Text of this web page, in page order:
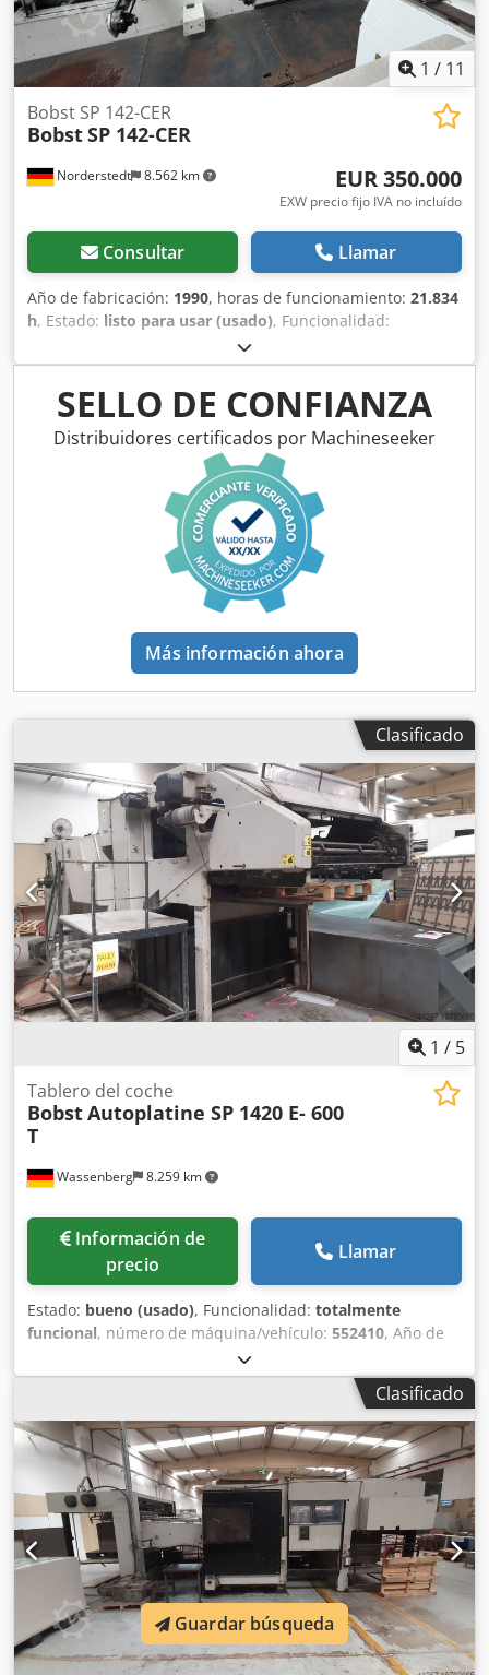
1 / 11
Norderstedt 8.562 km
Bobst SP 142-CER
BobstSP 142-CER
EUR 350.000
EXW precio fijo IVA no incluído
Consultar Llamar
Año de fabricación: 1990, horas de funcionamiento: 21.834
h, Estado: listo para usar (usado), Funcionalidad:
, número de máquina/vehículo:
059700605, Bobst SP 142-CER del año 1990 en venta -
Motivo de la venta: se ha realizado una inversión de
sustitución. La máquina puede ser inspeccionada en
producción. Desmontaje y transporte a cargo del
comprador. Djdpfx Aiey Htxgedjkr
SELLO DE CONFIANZA
Distribuidores certificados por Machineseeker
Más información ahora
Clasificado
1 / 5
Wassenberg 8.259 km
Tablero del coche
BobstAutoplatine SP 1420 E- 600
T
Información de
precio
Llamar
Estado: bueno (usado), Funcionalidad: totalmente
funcional, número de máquina/vehículo: 552410, Año de
, Fabricante: Bobst, Suiza Modelo:
Autoplatine SP 1420 E – 600 T Tipo: Troqueladora /
Autoplatine Año de fabricación: 1974 N.º de máquina:
552410 Datos técnicos: - Máx. formato de hoja: 1420 x 1020
mm - Mín. formato de hoja: 700 x 500 mm - Velocidad:
hasta 4.500 hojas/hora - Alimentación eléctrica: 380 V, 50
Hz Características: - Construcción robusta para cartón y
cartón corrugado - Troqueladora automática de platina
Dkodpfx Aiew Rb Ezedsr - Alimentador y apilador
automático - Control mecánico con panel de mando -
Calidad suiza comprobada
Clasificado
Guardar búsqueda